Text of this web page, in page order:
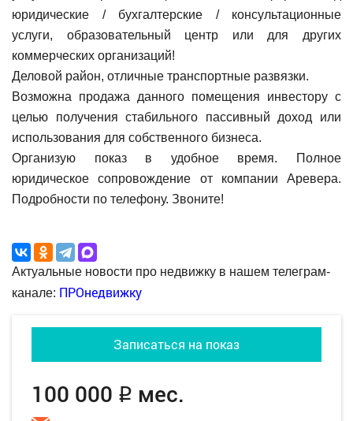
юридические / бухгалтерские / консультационные
услуги, образовательный центр или для других
коммерческих организаций!
Деловой район, отличные транспортные развязки.
Возможна продажа данного помещения инвестору с
целью получения стабильного пассивный доход или
использования для собственного бизнеса.
Организую показ в удобное время. Полное
юридическое сопровождение от компании Аревера.
Подробности по телефону. Звоните!
Актуальные новости про недвижку в нашем телеграм-
канале: ПРОнедвижку
Записаться на показ
100 000 q мес.